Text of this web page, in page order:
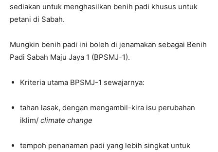
sediakan untuk menghasilkan benih padi khusus untuk
petani di Sabah.
Mungkin benih padi ini boleh di jenamakan sebagai Benih
Padi Sabah Maju Jaya 1 (BPSMJ-1).
Kriteria utama BPSMJ-1 sewajarnya:
tahan lasak, dengan mengambil-kira isu perubahan
iklim/ climate change
tempoh penanaman padi yang lebih singkat untuk